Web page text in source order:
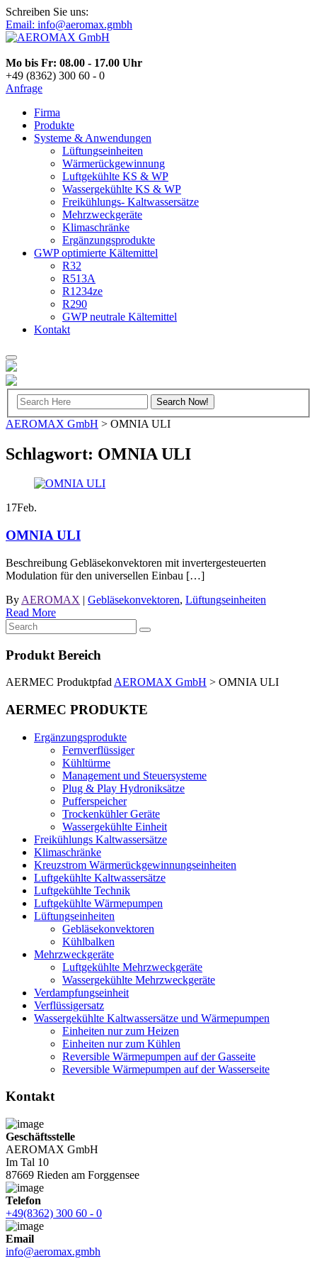
Schreiben Sie uns:
Email: info@aeromax.gmbh
Mo bis Fr: 08.00 - 17.00 Uhr
+49 (8362) 300 60 - 0
Anfrage
Firma
Produkte
Systeme & Anwendungen
Lüftungseinheiten
Wärmerückgewinnung
Luftgekühlte KS & WP
Wassergekühlte KS & WP
Freikühlungs- Kaltwassersätze
Mehrzweckgeräte
Klimaschränke
Ergänzungsprodukte
GWP optimierte Kältemittel
R32
R513A
R1234ze
R290
GWP neutrale Kältemittel
Kontakt
AEROMAX GmbH > OMNIA ULI
Schlagwort: OMNIA ULI
17Feb.
OMNIA ULI
Beschreibung Gebläsekonvektoren mit invertergesteuerten
Modulation für den universellen Einbau […]
By AEROMAX | Gebläsekonvektoren, Lüftungseinheiten
Read More
Produkt Bereich
AERMEC Produktpfad AEROMAX GmbH > OMNIA ULI
AERMEC PRODUKTE
Ergänzungsprodukte
Fernverflüssiger
Kühltürme
Management und Steuersysteme
Plug & Play Hydroniksätze
Pufferspeicher
Trockenkühler Geräte
Wassergekühlte Einheit
Freikühlungs Kaltwassersätze
Klimaschränke
Kreuzstrom Wärmerückgewinnungseinheiten
Luftgekühlte Kaltwassersätze
Luftgekühlte Technik
Luftgekühlte Wärmepumpen
Lüftungseinheiten
Gebläsekonvektoren
Kühlbalken
Mehrzweckgeräte
Luftgekühlte Mehrzweckgeräte
Wassergekühlte Mehrzweckgeräte
Verdampfungseinheit
Verflüssigersatz
Wassergekühlte Kaltwassersätze und Wärmepumpen
Einheiten nur zum Heizen
Einheiten nur zum Kühlen
Reversible Wärmepumpen auf der Gasseite
Reversible Wärmepumpen auf der Wasserseite
Kontakt
Geschäftsstelle
AEROMAX GmbH
Im Tal 10
87669 Rieden am Forggensee
Telefon
+49(8362) 300 60 - 0
Email
info@aeromax.gmbh